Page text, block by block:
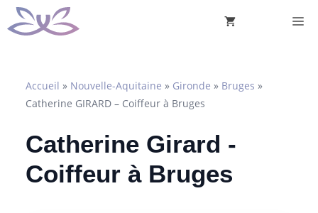
Aller
au
Accueil » Nouvelle-Aquitaine » Gironde » Bruges »
Catherine GIRARD – Coiffeur à Bruges
Catherine Girard -
Coiffeur à Bruges